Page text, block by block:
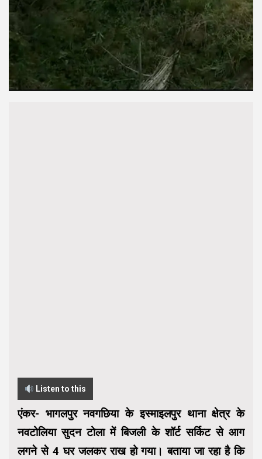
Listen to this
एंकर- भागलपुर नवगछिया के इस्माइलपुर थाना क्षेत्र के
नवटोलिया सुदन टोला में बिजली के शॉर्ट सर्किट से आग
लगने से 4 घर जलकर राख हो गया। बताया जा रहा है कि